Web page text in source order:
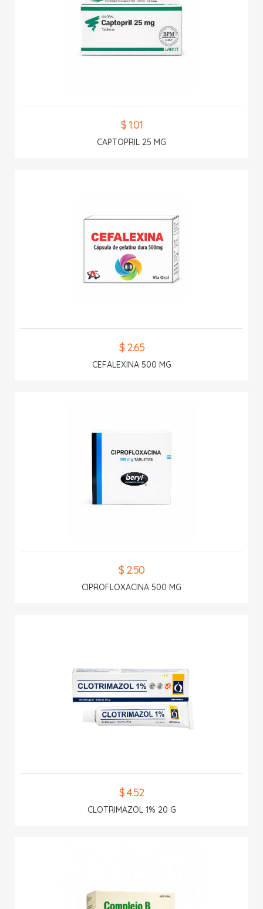
$ 1.01
CAPTOPRIL 25 MG
$ 2.65
CEFALEXINA 500 MG
$ 2.50
CIPROFLOXACINA 500 MG
$ 4.52
CLOTRIMAZOL 1% 20 G